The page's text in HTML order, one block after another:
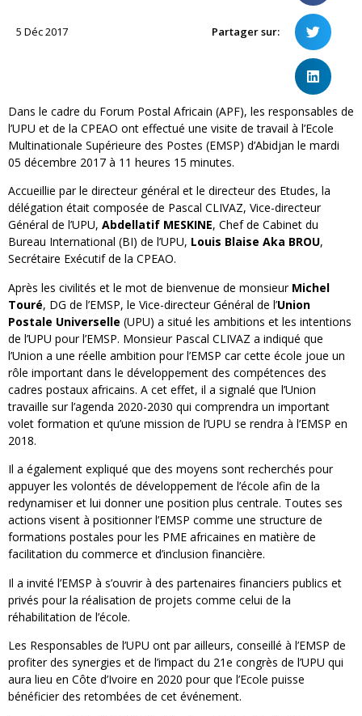
5 Déc 2017 Partager sur:
Dans le cadre du Forum Postal Africain (APF), les responsables de
l’UPU et de la CPEAO ont effectué une visite de travail à l’Ecole
Multinationale Supérieure des Postes (EMSP) d’Abidjan le mardi
05 décembre 2017 à 11 heures 15 minutes.
Accueillie par le directeur général et le directeur des Etudes, la
délégation était composée de Pascal CLIVAZ, Vice-directeur
Général de l’UPU, Abdellatif MESKINE, Chef de Cabinet du
Bureau International (BI) de l’UPU, Louis Blaise Aka BROU,
Secrétaire Exécutif de la CPEAO.
Après les civilités et le mot de bienvenue de monsieur Michel
Touré, DG de l’EMSP, le Vice-directeur Général de l’Union
Postale Universelle (UPU) a situé les ambitions et les intentions
de l’UPU pour l’EMSP. Monsieur Pascal CLIVAZ a indiqué que
l’Union a une réelle ambition pour l’EMSP car cette école joue un
rôle important dans le développement des compétences des
cadres postaux africains. A cet effet, il a signalé que l’Union
travaille sur l’agenda 2020-2030 qui comprendra un important
volet formation et qu’une mission de l’UPU se rendra à l’EMSP en
2018.
Il a également expliqué que des moyens sont recherchés pour
appuyer les volontés de développement de l’école afin de la
redynamiser et lui donner une position plus centrale. Toutes ses
actions visent à positionner l’EMSP comme une structure de
formations postales pour les PME africaines en matière de
facilitation du commerce et d’inclusion financière.
Il a invité l’EMSP à s’ouvrir à des partenaires financiers publics et
privés pour la réalisation de projets comme celui de la
réhabilitation de l’école.
Les Responsables de l’UPU ont par ailleurs, conseillé à l’EMSP de
profiter des synergies et de l’impact du 21e congrès de l’UPU qui
aura lieu en Côte d’Ivoire en 2020 pour que l’Ecole puisse
bénéficier des retombées de cet événement.